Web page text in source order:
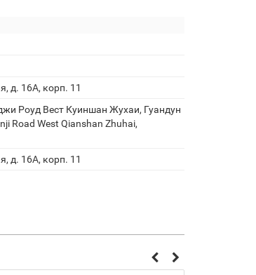
д. 16А, корп. 11
Роуд Вест Куиншан Жухаи, Гуандун
Road West Qianshan Zhuhai,
д. 16А, корп. 11